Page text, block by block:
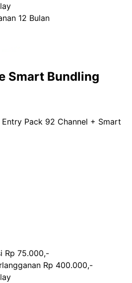
12 Bulan
Smart Bundling
Pack 92 Channel + Smart
Rp 75.000,-
Rp 400.000,-